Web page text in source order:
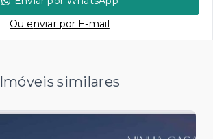
Ou enviar por E-mail
Imóveis similares